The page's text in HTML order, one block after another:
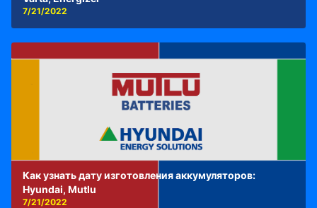
7/21/2022
Как узнать дату изготовления аккумуляторов:
Hyundai, Mutlu
7/21/2022